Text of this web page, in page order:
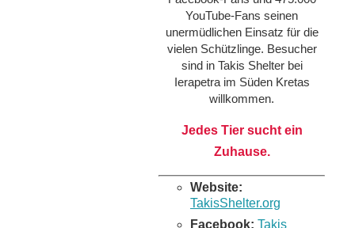
YouTube-Fans seinen
unermüdlichen Einsatz für die
vielen Schützlinge. Besucher
sind in Takis Shelter bei
Ierapetra im Süden Kretas
willkommen.
Jedes Tier sucht ein
Zuhause.
Website:
TakisShelter.org
Facebook: Takis